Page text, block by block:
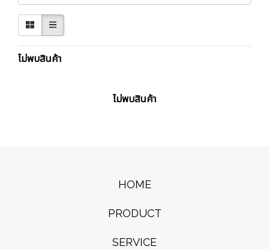
ไม่พบสินค้า
ไม่พบสินค้า
HOME
PRODUCT
SERVICE